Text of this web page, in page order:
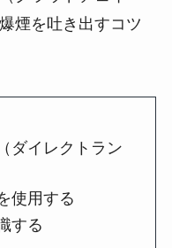
煙を吐き出すコツ
ダイレクトラン
使用する
する